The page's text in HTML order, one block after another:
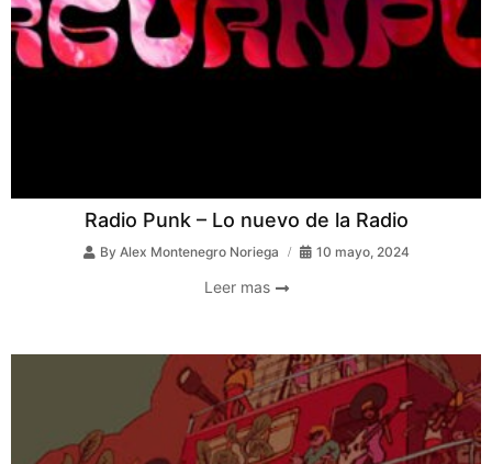
Radio Punk – Lo nuevo de la Radio
By Alex Montenegro Noriega 10 mayo, 2024
Leer mas